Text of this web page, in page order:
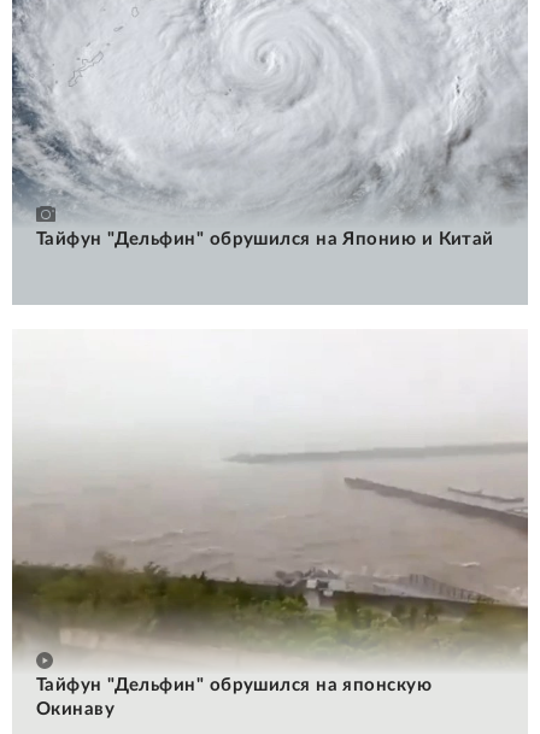
Тайфун "Дельфин" обрушился на Японию и Китай
Тайфун "Дельфин" обрушился на японскую
Окинаву